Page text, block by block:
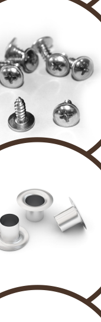
MANTAR VİDA